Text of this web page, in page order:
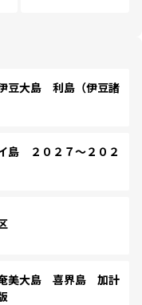
大島 利島（伊豆諸
２０２７～２０２
美大島 喜界島 加計